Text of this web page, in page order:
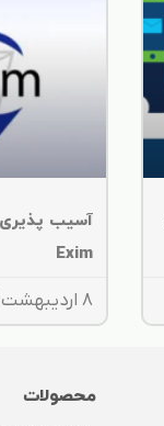
آسیب
Exim
8 اردیبهشت 1404
محصولات